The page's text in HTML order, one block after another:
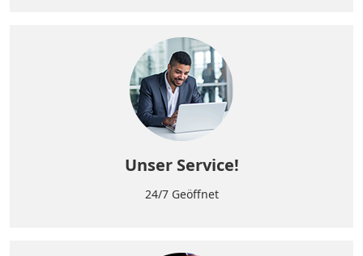
Unser Service!
24/7 Geöffnet